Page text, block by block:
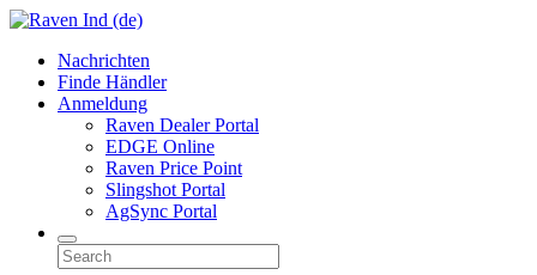
Nachrichten
Finde Händler
Anmeldung
Raven Dealer Portal
EDGE Online
Raven Price Point
Slingshot Portal
AgSync Portal